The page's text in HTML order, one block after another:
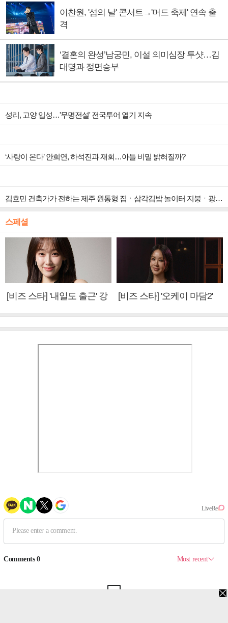
이찬원, '섬의 날' 콘서트→'머드 축제' 연속 출
격
‘결혼의 완성’남궁민, 이설 의미심장 투샷…김
대명과 정면승부
성리, 고양 입성…'무명전설' 전국투어 열기 지속
‘사랑이 온다’ 안희연, 하석진과 재회…아들 비밀 밝혀질까?
김호민 건축가가 전하는 제주 원통형 집ㆍ삼각김밥 놀이터 지붕ㆍ광주 ‘백소헌’ 등 하나뿐인 지붕(건축탐구 집)
스페셜
[비즈 스타] '내일도 출근' 강
[비즈 스타] '오케이 마담2'